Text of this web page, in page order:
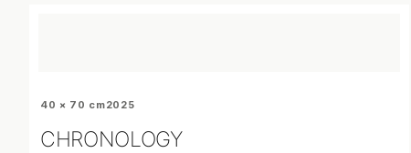
40 × 70 cm2025
CHRONOLOGY